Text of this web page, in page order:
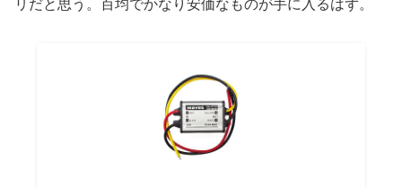
リだと思う。百均でかなり安価なものが手に入るはず。